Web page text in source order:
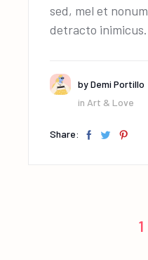
sed, mel et
detracto inimicus.
byDemi Portillo
in Art & Love
Share:
1